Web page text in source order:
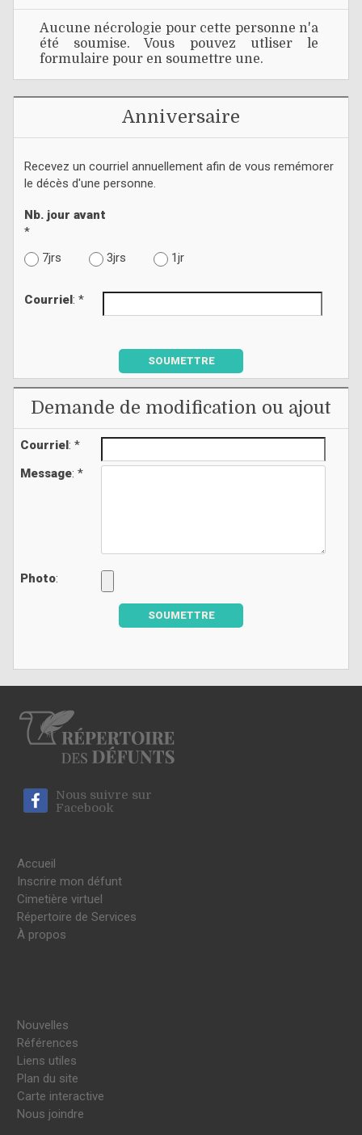
Aucune nécrologie pour cette personne n'a
été soumise. Vous pouvez utliser le
formulaire pour en soumettre une.
Anniversaire
Recevez un courriel annuellement afin de vous remémorer
le décès d'une personne.
Nb. jour avant
*
7jrs
3jrs 1jr
Courriel : *
SOUMETTRE
Demande de modification ou ajout
Courriel: *
Message: *
Photo:
SOUMETTRE
Nous suivre sur
Facebook
Accueil
Inscrire mon défunt
Cimetière virtuel
Répertoire de Services
À propos
Nouvelles
Références
Liens utiles
Plan du site
Carte interactive
Nous joindre